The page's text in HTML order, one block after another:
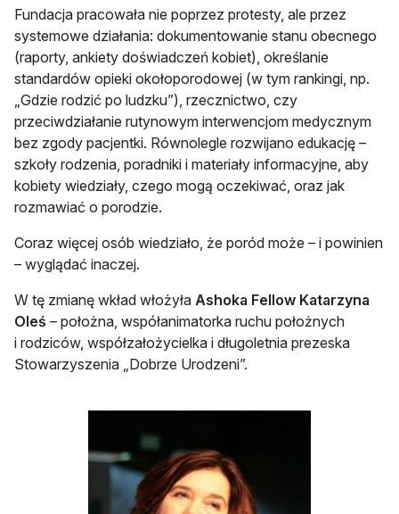
Fundacja pracowała nie poprzez protesty, ale przez
systemowe działania: dokumentowanie stanu obecnego
(raporty, ankiety doświadczeń kobiet), określanie
standardów opieki okołoporodowej (w tym rankingi, np.
„Gdzie rodzić po ludzku”), rzecznictwo, czy
przeciwdziałanie rutynowym interwencjom medycznym
bez zgody pacjentki. Równolegle rozwijano edukację –
szkoły rodzenia, poradniki i materiały informacyjne, aby
kobiety wiedziały, czego mogą oczekiwać, oraz jak
rozmawiać o porodzie.
Coraz więcej osób wiedziało, że poród może – i powinien
– wyglądać inaczej.
W tę zmianę wkład włożyła Ashoka Fellow Katarzyna
Oleś – położna, współanimatorka ruchu położnych
i rodziców, współzałożycielka i długoletnia prezeska
Stowarzyszenia „Dobrze Urodzeni”.